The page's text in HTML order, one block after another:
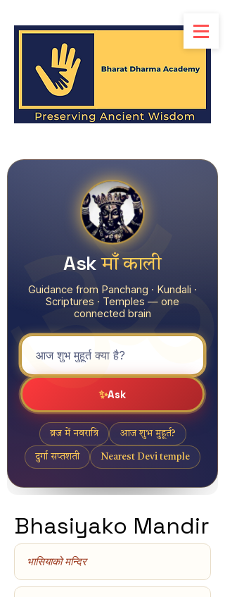
Bhasiyako Mandir
भासियाको मन्दिर